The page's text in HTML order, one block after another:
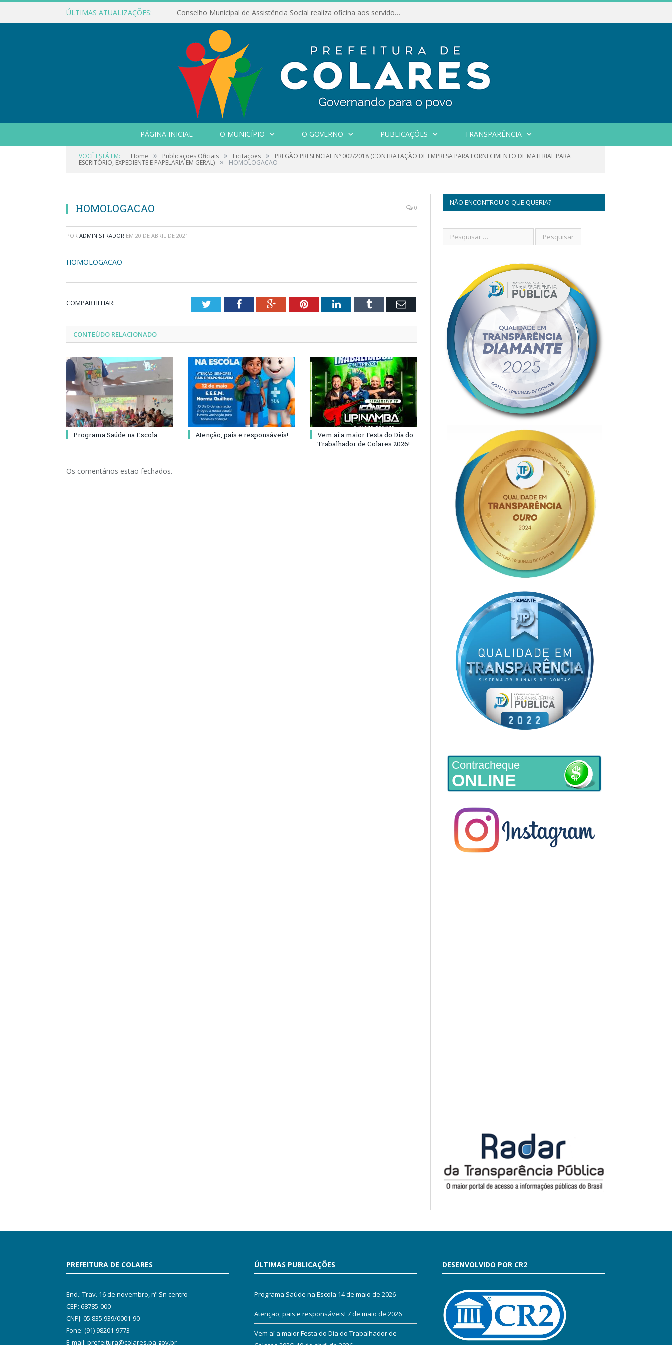
ÚLTIMAS ATUALIZAÇÕES: Conselho Municipal de Assistência Social realiza oficina aos servidores
PÁGINA INICIAL O MUNICÍPIO O GOVERNO PUBLICAÇÕES TRANSPARÊNCIA
VOCÊ ESTÁ EM: Home » Publicações Oficiais » Licitações » PREGÃO PRESENCIAL Nº 002/2018 (CONTRATAÇÃO DE EMPRESA PARA FORNECIMENTO DE MATERIAL PARA
ESCRITÓRIO, EXPEDIENTE E PAPELARIA EM GERAL) » HOMOLOGACAO
HOMOLOGACAO 0
POR ADMINISTRADOR EM 20 DE ABRIL DE 2021
HOMOLOGACAO
COMPARTILHAR: TwitterFacebookGoogle+PinterestLinkedInTumblr Email
CONTEÚDO RELACIONADO
Programa Saúde na Escola Atenção, pais e responsáveis!
Vem aí a maior Festa do Dia do
Trabalhador de Colares 2026!
Os comentários estão fechados.
NÃO ENCONTROU O QUE QUERIA?
Contracheque
ONLINE
PREFEITURA DE COLARES
End.: Trav. 16 de novembro, nº Sn centro
CEP: 68785-000
CNPJ: 05.835.939/0001-90
Fone: (91) 98201-9773
E-mail: prefeitura@colares.pa.gov.br
ÚLTIMAS PUBLICAÇÕES
Programa Saúde na Escola 14 de maio de 2026
Atenção, pais e responsáveis! 7 de maio de 2026
Vem aí a maior Festa do Dia do Trabalhador de
DESENVOLVIDO POR CR2